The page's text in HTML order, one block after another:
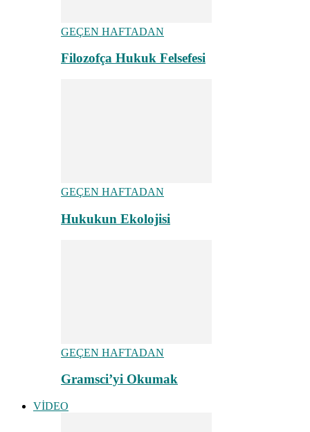
GEÇEN HAFTADAN
Filozofça Hukuk Felsefesi
GEÇEN HAFTADAN
Hukukun Ekolojisi
GEÇEN HAFTADAN
Gramsci’yi Okumak
VİDEO